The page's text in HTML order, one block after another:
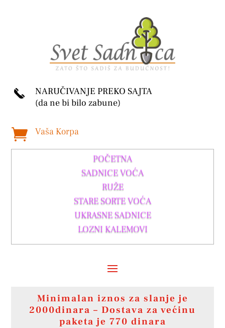
NARUČIVANJE PREKO SAJTA
(da ne bi bilo zabune)
 Vaša Korpa
POČETNA
SADNICE VOĆA
RUŽE
STARE SORTE VOĆA
UKRASNE SADNICE
LOZNI KALEMOVI
Minimalan iznos za slanje je
2000dinara – Dostava za većinu
paketa je 770 dinara